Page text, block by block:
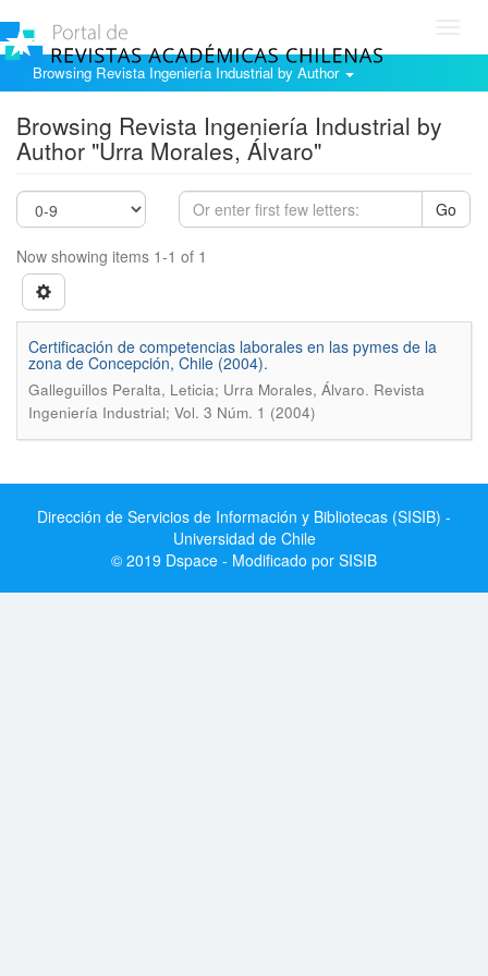
Browsing Revista Ingeniería Industrial by Author
Browsing Revista Ingeniería Industrial by
Author "Urra Morales, Álvaro"
Go
Now showing items 1-1 of 1
Certificación de competencias laborales en las pymes de la
zona de Concepción, Chile (2004).
Galleguillos Peralta, Leticia; Urra Morales, Álvaro. Revista
Ingeniería Industrial; Vol. 3 Núm. 1 (2004)
Dirección de Servicios de Información y Bibliotecas (SISIB) -
Universidad de Chile
© 2019 Dspace - Modificado por SISIB